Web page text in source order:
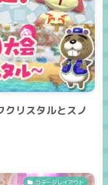
クリスタルとスノ
コテージレイアウト